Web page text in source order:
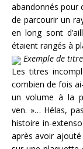
abandonnés pour
de parcourir un
en long sont
étaient rangés à
Exemple de
Les titres
combien de fois
un volume à la
ven. »… Hélas,
histoire in-
après avoir